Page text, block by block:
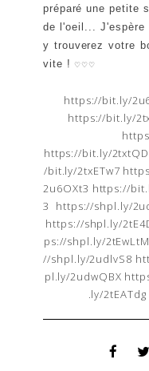
préparé une petite
de l'oeil... J'espère
y trouverez votre
vite !
♡ ♡ ♡
https://bit.ly/
https://bit.ly/
https://bit.ly/
/bit.ly/2txETw7
2u6OXt3 https://
3
https://shpl.ly/
https://shpl.ly/
ps://shpl.ly/2tEwLtM
//shpl.ly/2udlvS8
pl.ly/2udwQBX
.ly/2tEATdg